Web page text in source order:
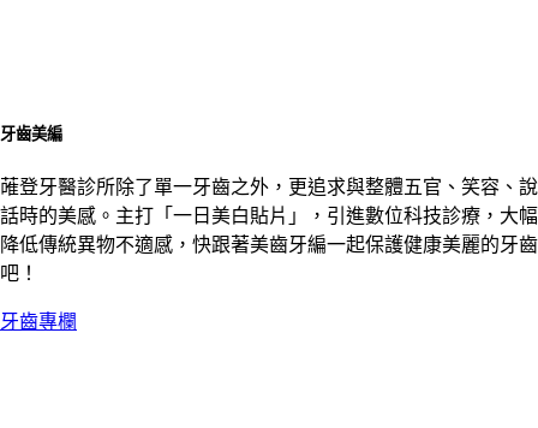
牙齒美編
蓶登牙醫診所除了單一牙齒之外，更追求與整體五官、笑容、說
話時的美感。主打「一日美白貼片」，引進數位科技診療，大幅
降低傳統異物不適感，快跟著美齒牙編一起保護健康美麗的牙齒
吧！
牙齒專欄